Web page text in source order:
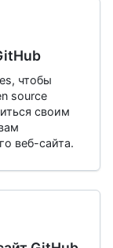
чтобы
source
своим
веб-сайта.